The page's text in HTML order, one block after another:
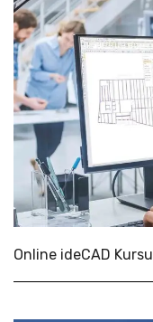
Online ideCAD Kursu